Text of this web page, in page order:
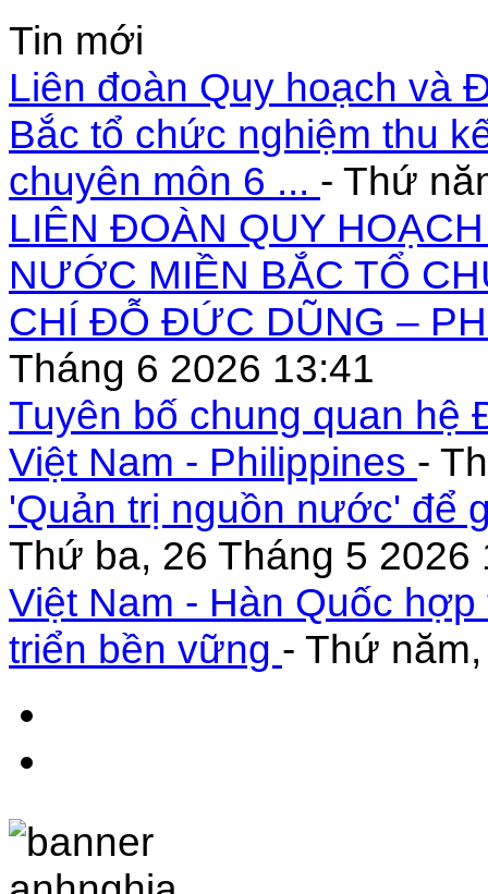
Tin mới
Liên đoàn Quy hoạch và
Bắc tổ chức nghiệm thu
chuyên môn 6 ... - Thứ
LIÊN ĐOÀN QUY
NƯỚC MIỀN BẮC TỔ
CHÍ ĐỖ ĐỨC DŨNG –
Tháng 6 2026 13:41
Tuyên bố chung quan
Việt Nam - Philippines -
'Quản trị nguồn nước' để
Thứ ba, 26 Tháng 5 2026
Việt Nam - Hàn Quốc
triển bền vững - Thứ